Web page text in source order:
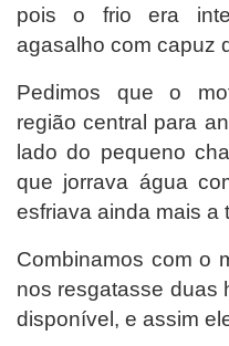
pois o frio era
agasalho com capuz
Pedimos que o
região central para
lado do pequeno
que jorrava água
esfriava ainda mais a
Combinamos com o
nos resgatasse duas
disponível, e assim